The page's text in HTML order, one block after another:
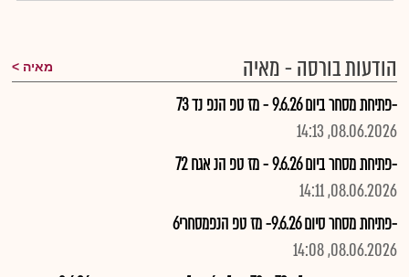
הודעות בורסה - מאיה מאיה
-פתיחת מסחר ביום 9.6.26 - מז טפ הנפ נד 73
08.06.2026, 14:13
-פתיחת מסחר ביום 9.6.26 - מז טפ הנ אגח 72
08.06.2026, 14:11
-פתיחת מסחר סיום 9.6.26- מז טפ הנפמסחרי6
08.06.2026, 14:08